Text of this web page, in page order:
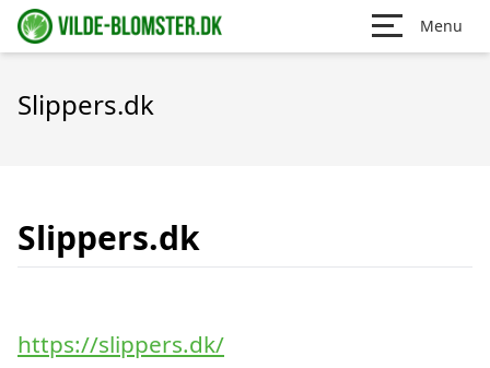
Menu
Slippers.dk
Slippers.dk
https://slippers.dk/